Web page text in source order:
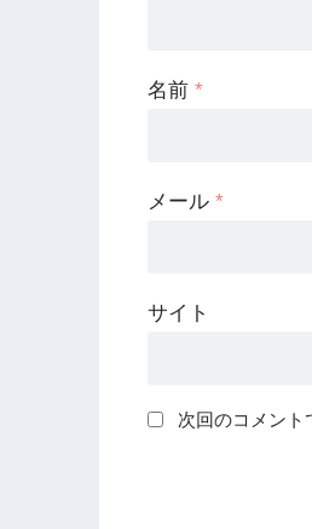
名前 *
メール *
サイト
次回のコメント